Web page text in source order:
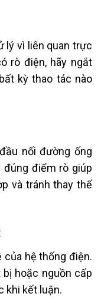
lý vì liên quan trực
rò điện, hãy ngắt
kỳ thao tác nào
nối đường ống
đúng điểm rò giúp
và tránh thay thế
hệ thống điện.
hoặc nguồn cấp
khi kết luận.